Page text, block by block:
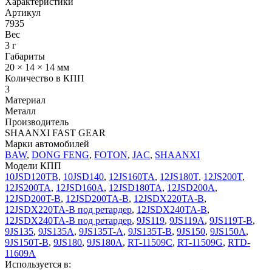
Артикул
7935
Вес
3 г
Габариты
20 × 14 × 14 мм
Количество в КПП
3
Материал
Металл
Производитель
SHAANXI FAST GEAR
Марки автомобилей
BAW, DONG FENG, FOTON, JAC, SHAANXI
Модели КПП
10JSD120TB, 10JSD140, 12JS160TA, 12JS180T, 12JS200T,
12JS200TA, 12JSD160A, 12JSD180TA, 12JSD200A,
12JSD200T-B, 12JSD200TA-B, 12JSDX220TA-B,
12JSDX220TA-B под ретардер, 12JSDX240TA-B,
12JSDX240TA-B под ретардер, 9JS119, 9JS119A, 9JS119T-B,
9JS135, 9JS135A, 9JS135T-A, 9JS135T-B, 9JS150, 9JS150A,
9JS150T-B, 9JS180, 9JS180A, RT-11509C, RT-11509G, RTD-
11609A
Используется в: